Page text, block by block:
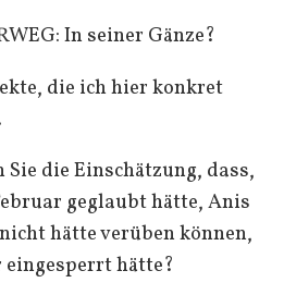
In seiner Gänze?
die ich hier konkret
Sie die Einschätzung, dass,
geglaubt hätte, Anis
hätte verüben können,
hätte?